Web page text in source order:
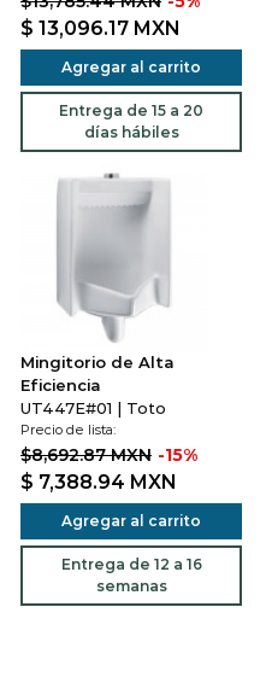
$ 13,096.17 MXN
Agregar al carrito
Entrega de 15 a 20
días hábiles
Mingitorio de Alta
Eficiencia
UT447E#01 | Toto
Precio de lista:
$8,692.87 MXN -15%
$ 7,388.94 MXN
Agregar al carrito
Entrega de 12 a 16
semanas